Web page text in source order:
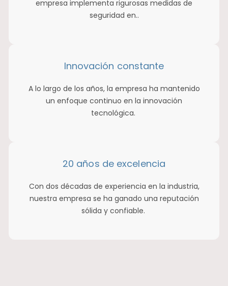
empresa implementa rigurosas medidas de
seguridad en..
Innovación constante
A lo largo de los años, la empresa ha mantenido
un enfoque continuo en la innovación
tecnológica.
20 años de excelencia
Con dos décadas de experiencia en la industria,
nuestra empresa se ha ganado una reputación
sólida y confiable.